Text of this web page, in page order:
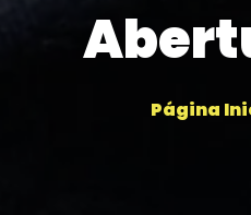
Página